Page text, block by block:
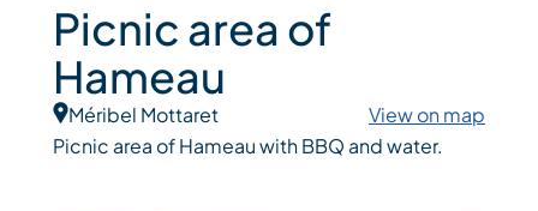
Picnic area of
Hameau
Méribel Mottaret
View on map
Picnic area of Hameau with BBQ and water.